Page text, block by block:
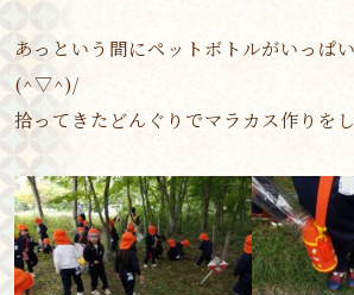
あっという間にペットボトルがいっぱ
(^▽^)/
拾ってきたどんぐりでマラカス作りを